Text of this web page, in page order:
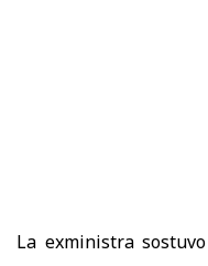
La exministra